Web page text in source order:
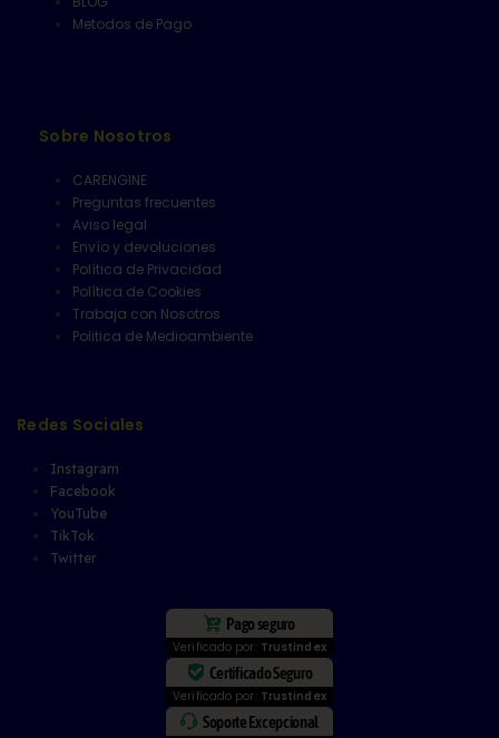
Metodos de Pago
Sobre Nosotros
CARENGINE
Preguntas frecuentes
Aviso legal
Envío y devoluciones
Política de Privacidad
Política de Cookies
Trabaja con Nosotros
Politica de Medioambiente
Redes Sociales
Instagram
Facebook
YouTube
TikTok
Twitter
Pago seguro
Verificado por: Trustindex
Certificado Seguro
Verificado por: Trustindex
Soporte Excepcional